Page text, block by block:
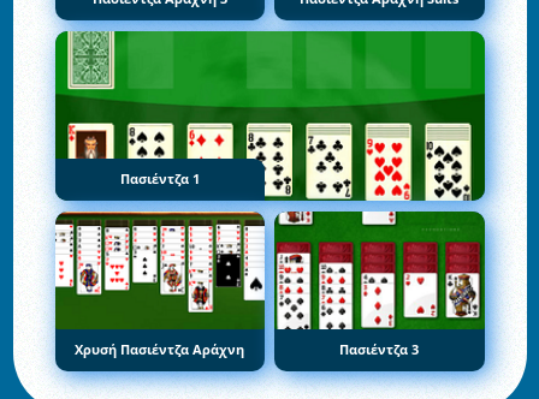
Πασιέντζα 1
Χρυσή Πασιέντζα Αράχνη Πασιέντζα 3